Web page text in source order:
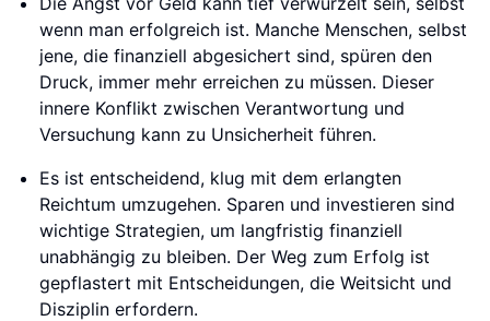
wenn man erfolgreich ist. Manche Menschen, selbst
jene, die finanziell abgesichert sind, spüren den
Druck, immer mehr erreichen zu müssen. Dieser
innere Konflikt zwischen Verantwortung und
Versuchung kann zu Unsicherheit führen.
Es ist entscheidend, klug mit dem erlangten
Reichtum umzugehen. Sparen und investieren sind
wichtige Strategien, um langfristig finanziell
unabhängig zu bleiben. Der Weg zum Erfolg ist
gepflastert mit Entscheidungen, die Weitsicht und
Disziplin erfordern.